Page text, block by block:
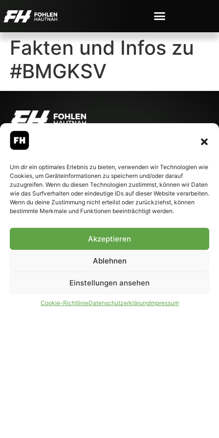
Um dir ein optimales Erlebnis zu bieten, verwenden wir Technologien wie
Cookies, um Geräteinformationen zu speichern und/oder darauf
zuzugreifen. Wenn du diesen Technologien zustimmst, können wir Daten
wie das Surfverhalten oder eindeutige IDs auf dieser Website verarbeiten.
Wenn du deine Zustimmung nicht erteilst oder zurückziehst, können
bestimmte Merkmale und Funktionen beeinträchtigt werden.
Akzeptieren
Ablehnen
Einstellungen ansehen
Cookie-RichtlinieDatenschutzerklärungImpressum
Fakten und Infos zu
#BMGKSV
© 2007-2026 Fohlen-Hautnah.de
– Alle rechte vorbehalten.
offiziell eingetragenes Magazin
bei der Deutschen
Nationalbibliothek (ISSN 1868-
8233). Nachdruck und
Weiterverarbeitung, auch
auszugsweise, nur mit
PARTNER WERDEN
AGB